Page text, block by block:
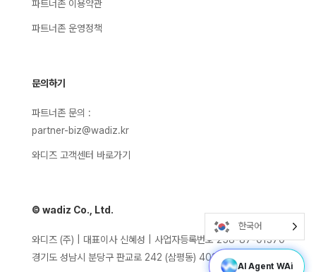
파트너존 이용약관
파트너존 운영정책
문의하기
파트너존 문의 :
partner-biz@wadiz.kr
와디즈 고객센터 바로가기
© wadiz Co., Ltd.
와디즈 (주) | 대표이사 신혜성 | 사업자등록번호 258-87-01370
경기도 성남시 분당구 판교로 242 (삼평동) 402호
AI Agent WAi
한국어